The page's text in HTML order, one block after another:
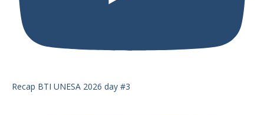
Recap BTI UNESA 2026 day #3